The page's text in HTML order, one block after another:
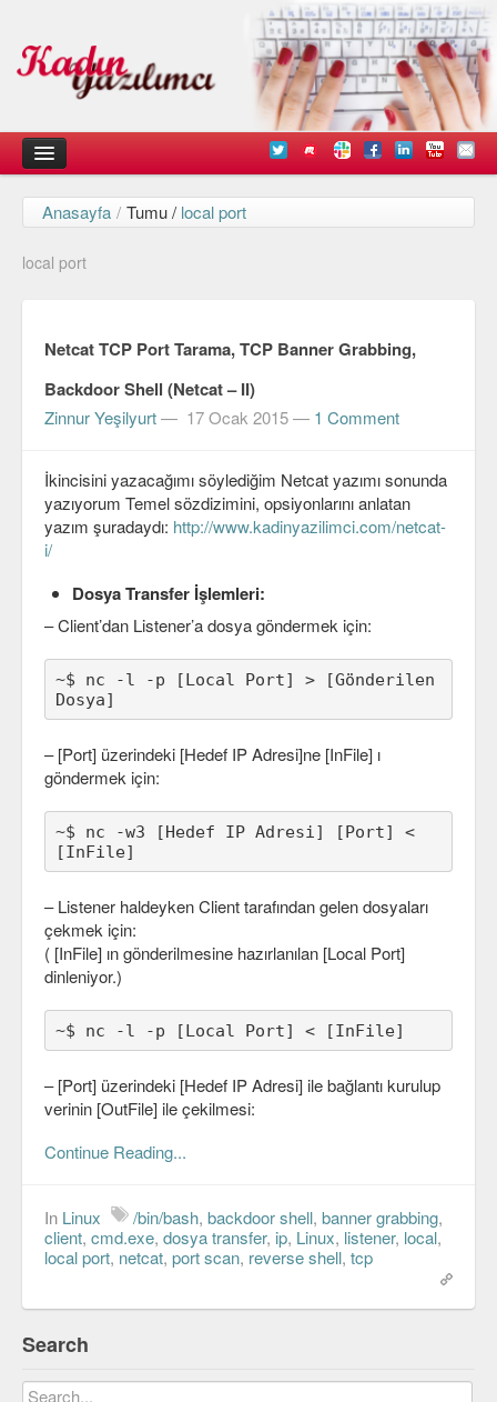
Kadın
Duyurular
Düşündüklerimiz
Teknik
Diller
C#
Javascript
PHP
Python
Scala
Güvenlik
Mobil
OS
Linux
Veri Yapıları & Algoritmalar
MongoDB
PostgreSQL
Biz
Anasayfa / Tumu / local port
local port
Netcat TCP Port Tarama, TCP Banner Grabbing,
Backdoor Shell (Netcat – II)
Zinnur Yeşilyurt— 17 Ocak 2015— 1 Comment
İkincisini yazacağımı söylediğim Netcat yazımı sonunda
yazıyorum Temel sözdizimini, opsiyonlarını anlatan
yazım şuradaydı: http://www.kadinyazilimci.com/netcat-
i/
Dosya Transfer İşlemleri:
– Client’dan Listener’a dosya göndermek için:
~$ nc -l -p [Local Port] > [Gönderilen
Dosya]
– [Port] üzerindeki [Hedef IP Adresi]ne [InFile] ı
göndermek için:
~$ nc -w3 [Hedef IP Adresi] [Port] <
[InFile]
– Listener haldeyken Client tarafından gelen dosyaları
çekmek için:
( [InFile] ın gönderilmesine hazırlanılan [Local Port]
dinleniyor.)
~$ nc -l -p [Local Port] < [InFile]
– [Port] üzerindeki [Hedef IP Adresi] ile bağlantı kurulup
verinin [OutFile] ile çekilmesi:
Continue Reading...
In Linux /bin/bash, backdoor shell, banner grabbing,
client, cmd.exe, dosya transfer, ip, Linux, listener, local,
local port, netcat, port scan, reverse shell, tcp
Search